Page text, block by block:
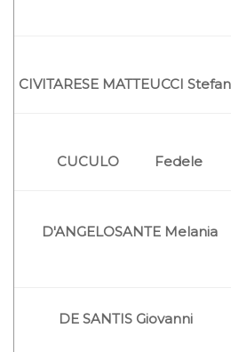
CIVITARESE MATTEUCCI
CUCULO Fedele
D'ANGELOSANTE Melania
DE SANTIS Giovanni